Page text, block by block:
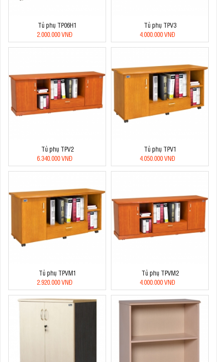
Tủ phụ TP06H1
2.000.000 VNĐ
Tủ phụ TPV3
4.000.000 VNĐ
Tủ phụ TPV2
6.340.000 VNĐ
Tủ phụ TPV1
4.050.000 VNĐ
Tủ phụ TPVM1
2.920.000 VNĐ
Tủ phụ TPVM2
4.000.000 VNĐ